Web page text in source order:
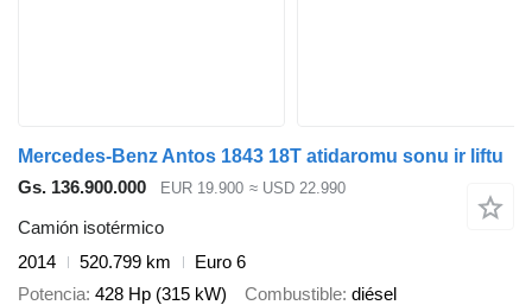
Mercedes-Benz Antos 1843 18T atidaromu sonu ir liftu
Gs. 136.900.000
EUR 19.900 ≈ USD 22.990
Camión isotérmico
2014
520.799 km
Euro 6
Potencia 428 Hp (315 kW) Combustible diésel